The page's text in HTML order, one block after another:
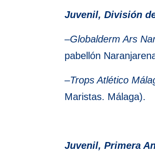
Juvenil, División
–Globalderm Ars
pabellón
–Trops Atlético
Maristas. Málaga).
Juvenil, Primera